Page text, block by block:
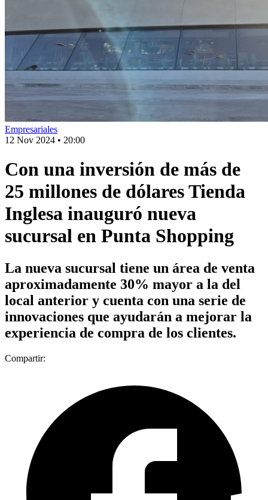
Empresariales
12 Nov 2024 • 20:00
Con una inversión de más de
25 millones de dólares Tienda
Inglesa inauguró nueva
sucursal en Punta Shopping
La nueva sucursal tiene un área de venta
aproximadamente 30% mayor a la del
local anterior y cuenta con una serie de
innovaciones que ayudarán a mejorar la
experiencia de compra de los clientes.
Compartir: